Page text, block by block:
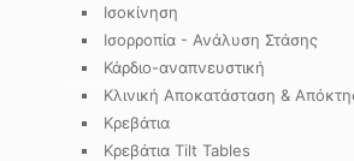
Ισοκίνηση
Ισορροπία - Ανάλυση Στάσης
Κάρδιο-αναπνευστική
Κλινική Αποκατάσταση &
Κρεβάτια
Κρεβάτια Tilt Tables